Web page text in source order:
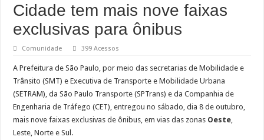
Cidade tem mais nove faixas
exclusivas para ônibus
Comunidade 399 Acessos
A Prefeitura de São Paulo, por meio das secretarias de Mobilidade e
Trânsito (SMT) e Executiva de Transporte e Mobilidade Urbana
(SETRAM), da São Paulo Transporte (SPTrans) e da Companhia de
Engenharia de Tráfego (CET), entregou no sábado, dia 8 de outubro,
mais nove faixas exclusivas de ônibus, em vias das zonas Oeste
Leste, Norte e Sul.